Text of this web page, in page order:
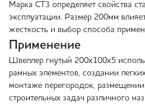
Марка СТ3 определяет свойства
эксплуатации. Размер 200мм
жесткость и выбор способа
Применение
Швеллер гнутый 200х100х5
рамных элементов, создании
монтаже перегородок,
строительных задач различного